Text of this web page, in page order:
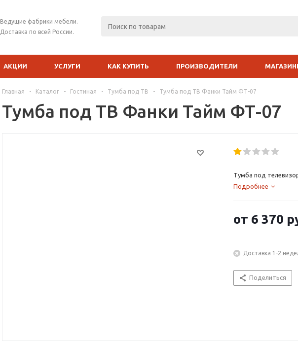
Ведущие фабрики мебели.
Доставка по всей России.
АКЦИИ УСЛУГИ КАК КУПИТЬ ПРОИЗВОДИТЕЛИ
Главная - Каталог - Гостиная - Тумба под ТВ - Тумба под ТВ Фанки Тайм ФТ-07
Тумба под ТВ Фанки Тайм ФТ-07
Тумба под
Подробнее
от 6 370
Доставка 1-2
Поделиться